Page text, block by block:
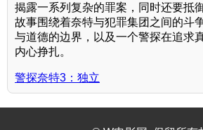
揭露一系列复杂的罪案，同时还要抵
故事围绕着奈特与犯罪集团之间的斗
与道德的边界，以及一个警探在追求
内心挣扎。
警探奈特3：独立